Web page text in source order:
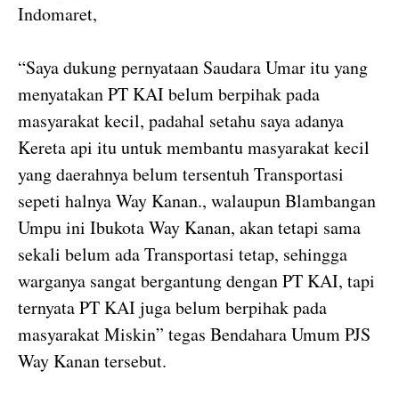
Indomaret,
“Saya dukung pernyataan Saudara Umar itu yang
menyatakan PT KAI belum berpihak pada
masyarakat kecil, padahal setahu saya adanya
Kereta api itu untuk membantu masyarakat kecil
yang daerahnya belum tersentuh Transportasi
sepeti halnya Way Kanan., walaupun Blambangan
Umpu ini Ibukota Way Kanan, akan tetapi sama
sekali belum ada Transportasi tetap, sehingga
warganya sangat bergantung dengan PT KAI, tapi
ternyata PT KAI juga belum berpihak pada
masyarakat Miskin” tegas Bendahara Umum PJS
Way Kanan tersebut.